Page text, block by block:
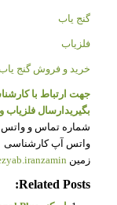
گنج یاب
فلزیاب
خرید و فروش گنج
جهت ارتباط با
بگیریدارسال فلزیاب
شماره تماس و
واتس آپ کارشناسی
زمین
Related Posts: